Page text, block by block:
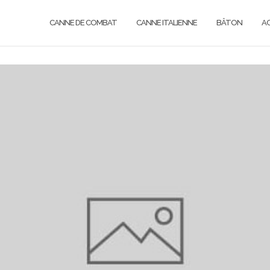
CANNE DE COMBAT CANNE ITALIENNE BÂTON